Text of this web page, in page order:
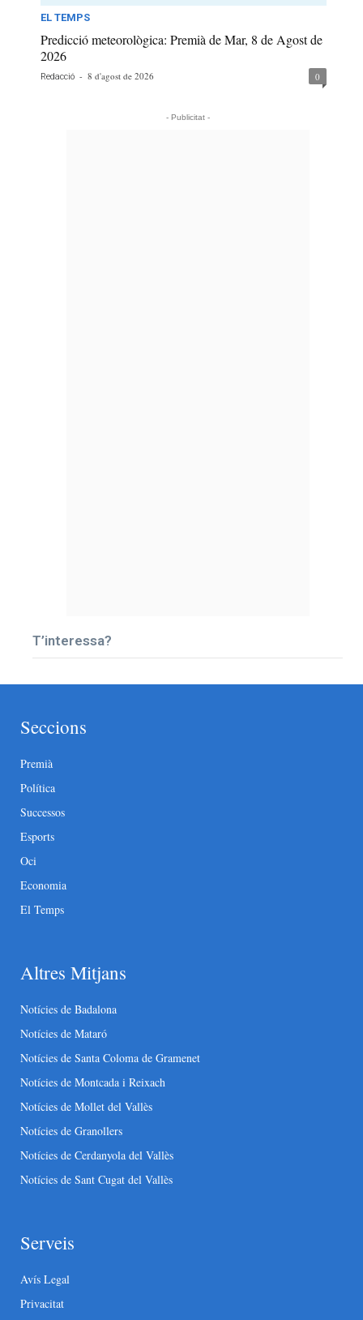
EL TEMPS
Predicció meteorològica: Premià de Mar, 8 de Agost de
2026
Redacció - 8 d'agost de 2026 0
- Publicitat -
T’interessa?
Seccions
Premià
Política
Successos
Esports
Oci
Economia
El Temps
Altres Mitjans
Notícies de Badalona
Notícies de Mataró
Notícies de Santa Coloma de Gramenet
Notícies de Montcada i Reixach
Notícies de Mollet del Vallès
Notícies de Granollers
Notícies de Cerdanyola del Vallès
Notícies de Sant Cugat del Vallès
Serveis
Avís Legal
Privacitat